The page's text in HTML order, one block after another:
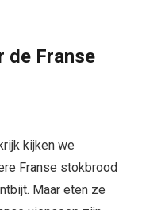
de Franse
kijken we
Franse stokbrood
Maar eten ze